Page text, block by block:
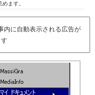
めます。
内に自動表示される広告が